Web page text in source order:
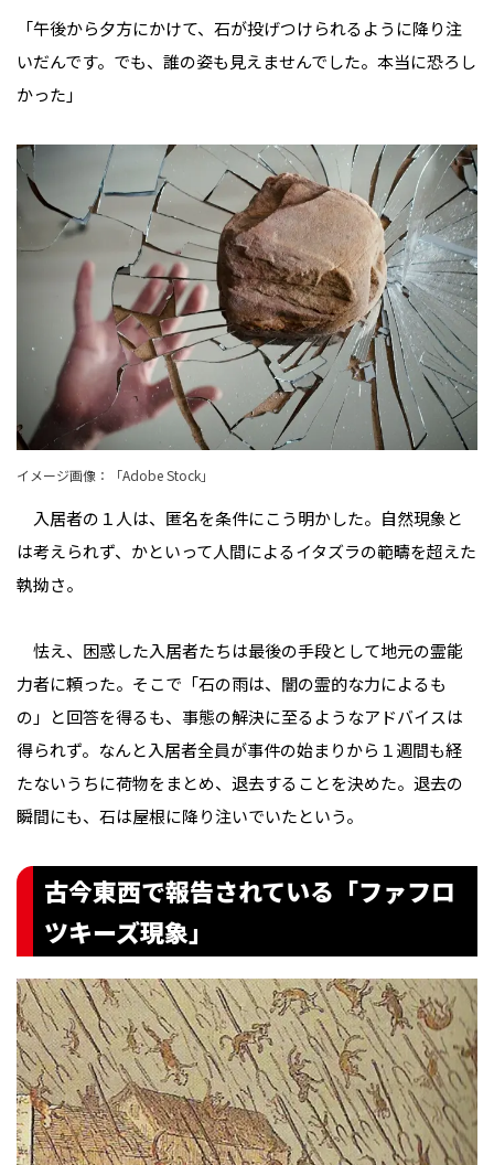
「午後から夕方にかけて、石が投げつけられるように降り注
いだんです。でも、誰の姿も見えませんでした。本当に恐ろし
かった」
イメージ画像：「Adobe Stock」
入居者の１人は、匿名を条件にこう明かした。自然現象と
は考えられず、かといって人間によるイタズラの範疇を超えた
執拗さ。
怯え、困惑した入居者たちは最後の手段として地元の霊能
力者に頼った。そこで「石の雨は、闇の霊的な力によるも
の」と回答を得るも、事態の解決に至るようなアドバイスは
得られず。なんと入居者全員が事件の始まりから１週間も経
たないうちに荷物をまとめ、退去することを決めた。退去の
瞬間にも、石は屋根に降り注いでいたという。
古今東西で報告されている「ファフロ
ツキーズ現象」